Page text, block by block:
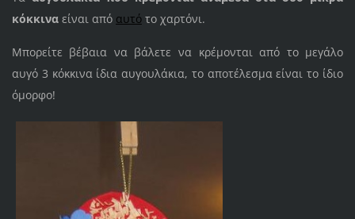
κόκκιναείναι από αυτότο χαρτόνι.
Μπορείτε βέβαια να βάλετε να κρέμονται από το μεγάλο
αυγό 3 κόκκινα ίδια αυγουλάκια, το αποτέλεσμα είναι το ίδιο
όμορφο!